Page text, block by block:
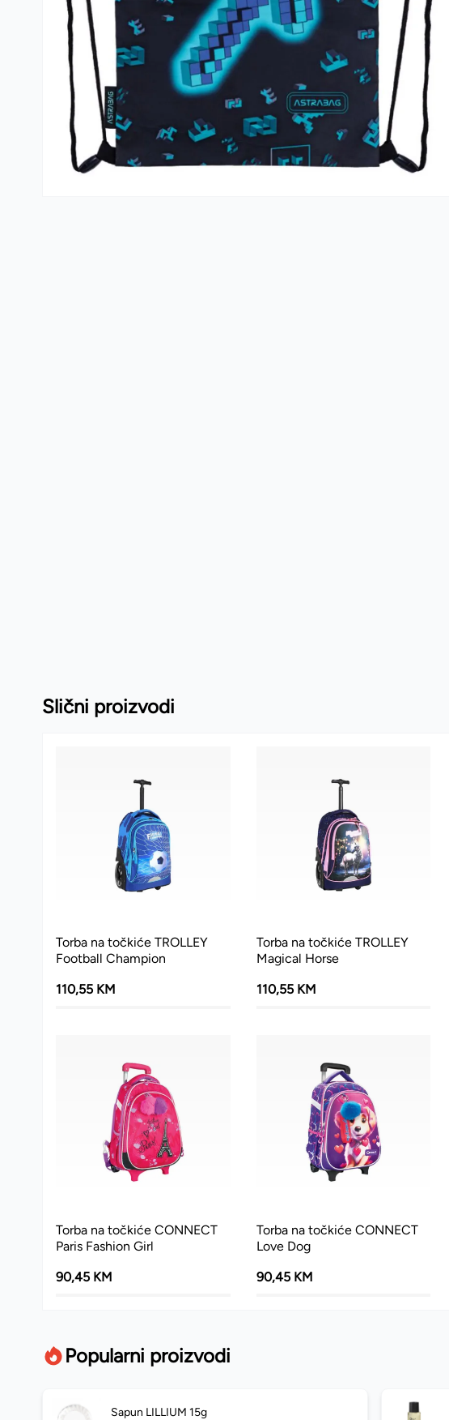
Kante i vreće za smeće
PVC kutije i korpe za veš
Hotelski asortiman
Sredstva za dezinfekciju
Profesionalne mašine
Slični proizvodi
Torba na točkiće TROLLEY
Football Champion
110,55 KM
Torba na točkiće TROLLEY
Magical Horse
110,55 KM
Torba na točkiće CONNECT
Paris Fashion Girl
90,45 KM
Torba na točkiće CONNECT
Love Dog
90,45 KM
Popularni proizvodi
Sapun LILLIUM 15g